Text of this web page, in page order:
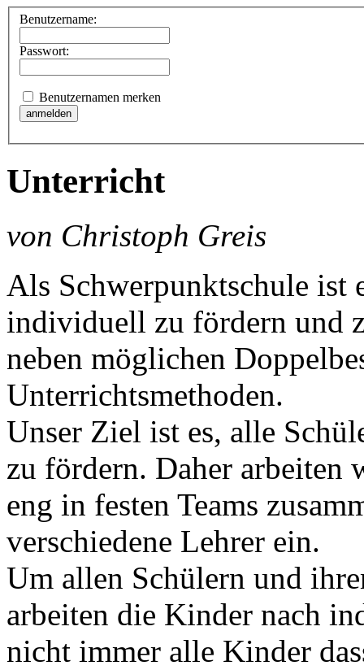
Benutzername:
Passwort:
Benutzernamen merken
Unterricht
von Christoph Greis
Als Schwerpunktschule ist
individuell zu fördern und
neben möglichen
Unterrichtsmethoden.
Unser Ziel ist es, alle
zu fördern. Daher arbeiten
eng in festen Teams
verschiedene Lehrer ein.
Um allen Schülern und
arbeiten die Kinder nach
nicht immer alle Kinder